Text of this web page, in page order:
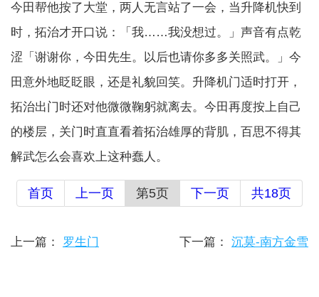
今田帮他按了大堂，两人无言站了一会，当升降机快到
时，拓治才开口说：「我……我没想过。」声音有点乾
涩「谢谢你，今田先生。以后也请你多多关照武。」今
田意外地眨眨眼，还是礼貌回笑。升降机门适时打开，
拓治出门时还对他微微鞠躬就离去。今田再度按上自己
的楼层，关门时直直看着拓治雄厚的背肌，百思不得其
解武怎么会喜欢上这种蠢人。
首页 上一页 第5页 下一页 共18页
上一篇： 罗生门 下一篇： 沉莫-南方金雪